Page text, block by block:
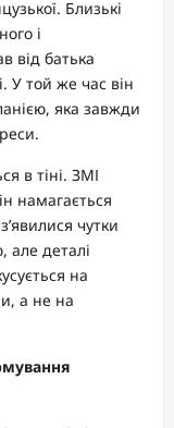
Близькі
і
від батька
У той же час він
яка завжди
в тіні. ЗМІ
намагається
чутки
але деталі
на
а не на